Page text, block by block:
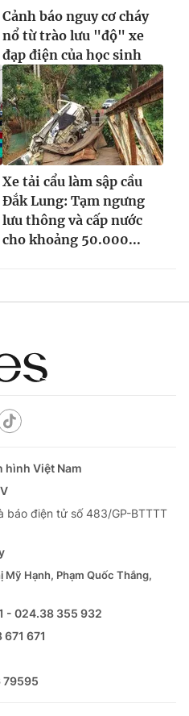
Cảnh báo nguy cơ cháy
nổ từ trào lưu "độ" xe
đạp điện của học sinh
Xe tải cẩu làm sập cầu
Đắk Lung: Tạm ngưng
lưu thông và cấp nước
cho khoảng 50.000...
hình Việt Nam
báo điện tử số 483/GP-BTTTT
Mỹ Hạnh, Phạm Quốc Thắng,
- 024.38 355 932
671
79595